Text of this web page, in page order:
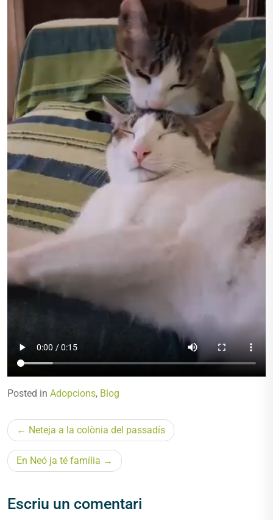
Posted in Adopcions, Blog
Navegació
d'entrades
Neteja a la colònia del passadís
En Neó ja té família
Escriu un comentari